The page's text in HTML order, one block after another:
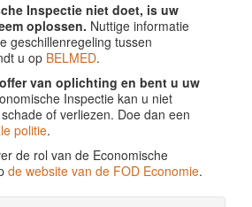
Inspectie niet doet, is uw
oplossen. Nuttige informatie
geschillenregeling tussen
u op BELMED.
van oplichting en bent u uw
Inspectie kan u niet
of verliezen. Doe dan een
politie.
de rol van de Economische
de website van de FOD Economie.